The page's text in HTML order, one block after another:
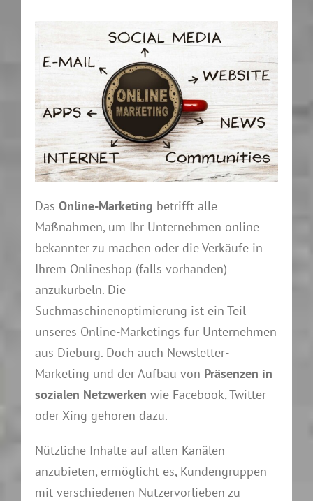
Das Online-Marketing betrifft alle
Maßnahmen, um Ihr Unternehmen online
bekannter zu machen oder die Verkäufe in
Ihrem Onlineshop (falls vorhanden)
anzukurbeln. Die
Suchmaschinenoptimierung ist ein Teil
unseres Online-Marketings für Unternehmen
aus Dieburg. Doch auch Newsletter-
Marketing und der Aufbau von Präsenzen in
sozialen Netzwerken wie Facebook, Twitter
oder Xing gehören dazu.
Nützliche Inhalte auf allen Kanälen
anzubieten, ermöglicht es, Kundengruppen
mit verschiedenen Nutzervorlieben zu